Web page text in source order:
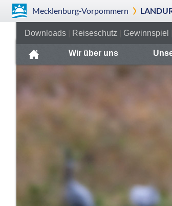
Mecklenburg-Vorpommern
Downloads Reiseschutz Gewinnspiel
Wir über uns